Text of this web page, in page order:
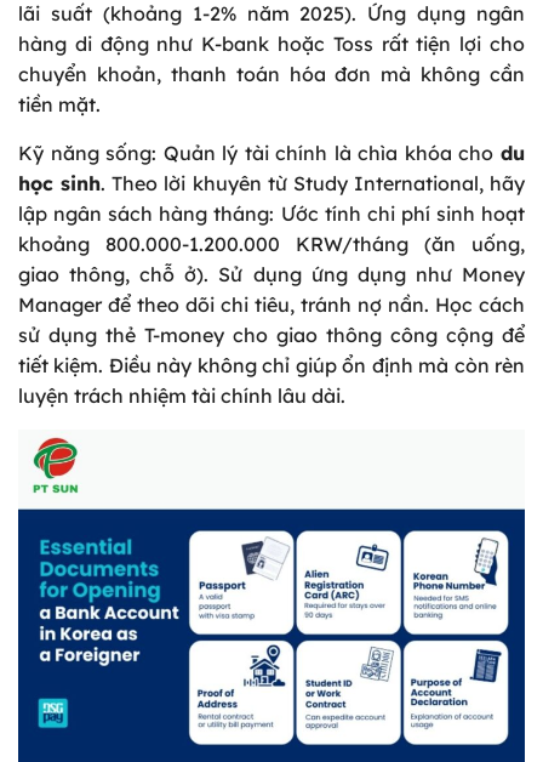
lãi suất (khoảng 1-2% năm 2025). Ứng dụng ngân
hàng di động như K-bank hoặc Toss rất tiện lợi cho
chuyển khoản, thanh toán hóa đơn mà không cần
tiền mặt.
Kỹ năng sống: Quản lý tài chính là chìa khóa cho du
học sinh. Theo lời khuyên từ Study International, hãy
lập ngân sách hàng tháng: Ước tính chi phí sinh hoạt
khoảng 800.000-1.200.000 KRW/tháng (ăn uống,
giao thông, chỗ ở). Sử dụng ứng dụng như Money
Manager để theo dõi chi tiêu, tránh nợ nần. Học cách
sử dụng thẻ T-money cho giao thông công cộng để
tiết kiệm. Điều này không chỉ giúp ổn định mà còn rèn
luyện trách nhiệm tài chính lâu dài.